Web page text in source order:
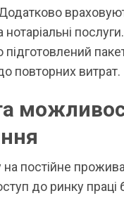
послуги.
повторних витрат.
на постійне
до ринку праці